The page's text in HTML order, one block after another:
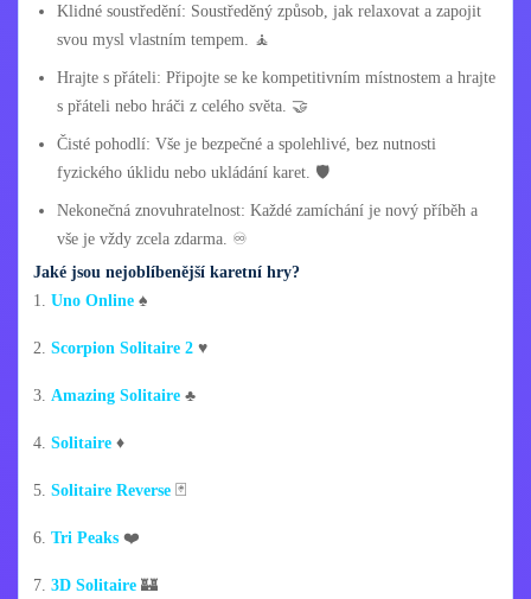
Klidné soustředění: Soustředěný způsob, jak relaxovat a zapojit
svou mysl vlastním tempem. 🧘
Hrajte s přáteli: Připojte se ke kompetitivním místnostem a hrajte
s přáteli nebo hráči z celého světa. 🤝
Čisté pohodlí: Vše je bezpečné a spolehlivé, bez nutnosti
fyzického úklidu nebo ukládání karet. 🛡️
Nekonečná znovuhratelnost: Každé zamíchání je nový příběh a
vše je vždy zcela zdarma. ♾️
Jaké jsou nejoblíbenější karetní hry?
1. Uno Online ♠️
2. Scorpion Solitaire 2 ♥️
3. Amazing Solitaire ♣️
4. Solitaire ♦️
5. Solitaire Reverse 🃏
6. Tri Peaks ❤️
7. 3D Solitaire 🏰